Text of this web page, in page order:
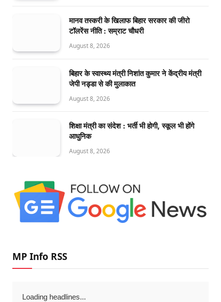
मानव तस्करी के खिलाफ बिहार सरकार की जीरो
टॉलरेंस नीति : सम्राट चौधरी
August 8, 2026
बिहार के स्वास्थ्य मंत्री निशांत कुमार ने केंद्रीय मंत्री
जेपी नड्डा से की मुलाकात
August 8, 2026
शिक्षा मंत्री का संदेश : भर्ती भी होगी, स्कूल भी होंगे
आधुनिक
August 8, 2026
MP Info RSS
Loading headlines...